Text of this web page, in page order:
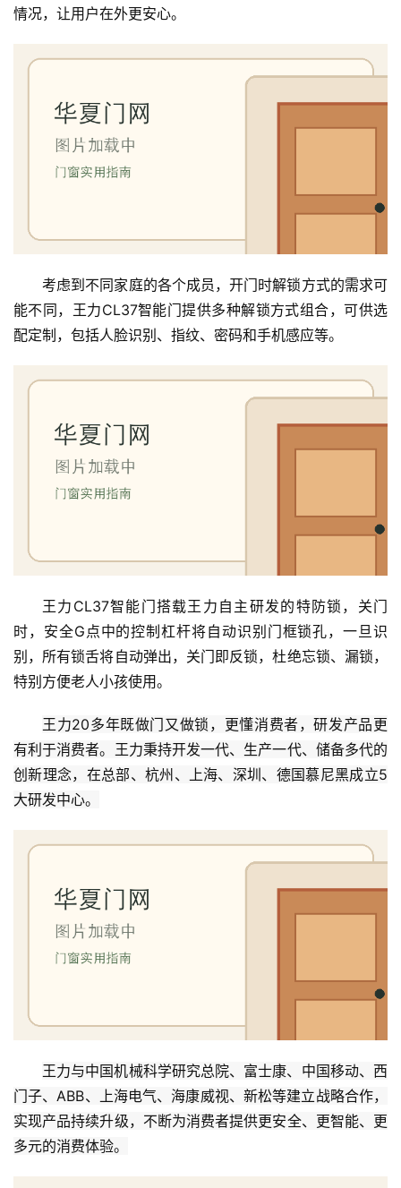
生
铝
门
套
业
联
系
登录 注册
情况，让用户在外更安心。
考虑到不同家庭的各个成员，开门时解锁方式的需求可
能不同，王力CL37智能门提供多种解锁方式组合，可供选
配定制，包括人脸识别、指纹、密码和手机感应等。
王力CL37智能门搭载王力自主研发的特防锁，关门
时，安全G点中的控制杠杆将自动识别门框锁孔，一旦识
别，所有锁舌将自动弹出，关门即反锁，杜绝忘锁、漏锁，
特别方便老人小孩使用。
王力20多年既做门又做锁，更懂消费者，研发产品更
有利于消费者。王力秉持开发一代、生产一代、储备多代的
创新理念，在总部、杭州、上海、深圳、德国慕尼黑成立5
大研发中心。
王力与中国机械科学研究总院、富士康、中国移动、西
门子、ABB、上海电气、海康威视、新松等建立战略合作，
实现产品持续升级，不断为消费者提供更安全、更智能、更
多元的消费体验。